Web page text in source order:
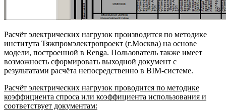
Расчёт электрических нагрузок производится по методике
института Тяжпромэлектропроект (г.Москва) на основе
модели, построенной в Renga. Пользователь также имеет
возможность сформировать выходной документ с
результатами расчёта непосредственно в BIM-системе.
Расчёт электрических нагрузок проводится по методике
коэффициента спроса или коэффициента использования и
соответствует документам: